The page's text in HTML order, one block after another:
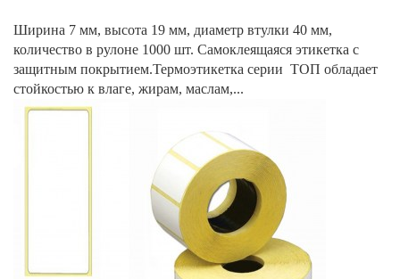
Ширина 7 мм, высота 19 мм, диаметр втулки 40 мм,
количество в рулоне 1000 шт. Самоклеящаяся этикетка с
защитным покрытием.Термоэтикетка серии ТОП обладает
стойкостью к влаге, жирам, маслам,...